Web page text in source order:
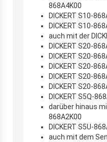
868A4K00
DICKERT S10-
DICKERT S10-
auch mit der
DICKERT S20-
DICKERT S20-
DICKERT S20-
DICKERT S20-
DICKERT S20-
DICKERT S5Q-
darüber hinaus
868A2K00
DICKERT S5U-
auch mit dem